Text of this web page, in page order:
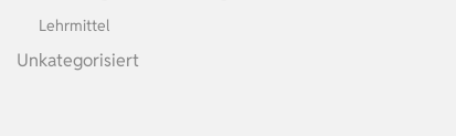
Lehrmittel
Unkategorisiert